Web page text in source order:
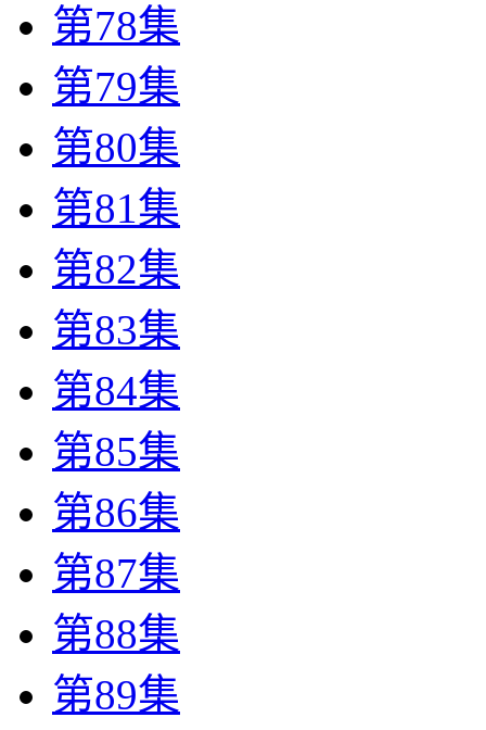
第78集
第79集
第80集
第81集
第82集
第83集
第84集
第85集
第86集
第87集
第88集
第89集